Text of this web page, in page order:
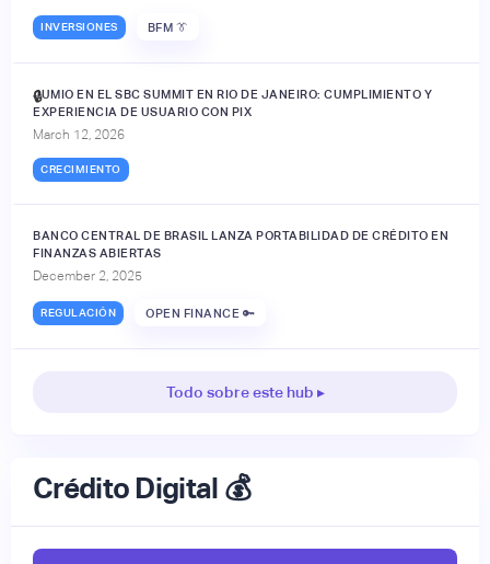
INVERSIONES BFM 👔
JUMIO EN EL SBC SUMMIT EN RIO DE JANEIRO: CUMPLIMIENTO Y
EXPERIENCIA DE USUARIO CON PIX
March 12, 2026
CRECIMIENTO
🔒
BANCO CENTRAL DE BRASIL LANZA PORTABILIDAD DE CRÉDITO EN
FINANZAS ABIERTAS
December 2, 2025
REGULACIÓN OPEN FINANCE 🔑
Todo sobre este hub ▸
Crédito Digital 💰